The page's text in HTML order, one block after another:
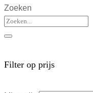
Zoeken
Filter op prijs